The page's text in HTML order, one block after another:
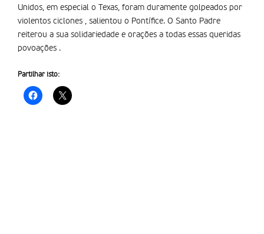
Unidos, em especial o Texas, foram duramente golpeados por
violentos ciclones , salientou o Pontífice. O Santo Padre
reiterou a sua solidariedade e orações a todas essas queridas
povoações .
Partilhar isto: